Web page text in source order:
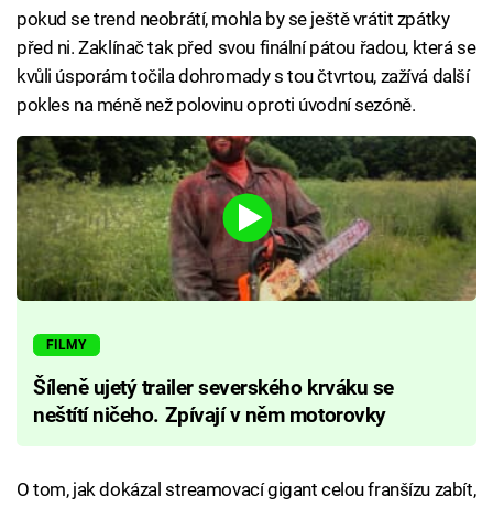
pokud se trend neobrátí, mohla by se ještě vrátit zpátky
před ni. Zaklínač tak před svou finální pátou řadou, která se
kvůli úsporám točila dohromady s tou čtvrtou, zažívá další
pokles na méně než polovinu oproti úvodní sezóně.
FILMY
Šíleně ujetý trailer severského krváku se
neštítí ničeho. Zpívají v něm motorovky
O tom, jak dokázal streamovací gigant celou franšízu zabít,